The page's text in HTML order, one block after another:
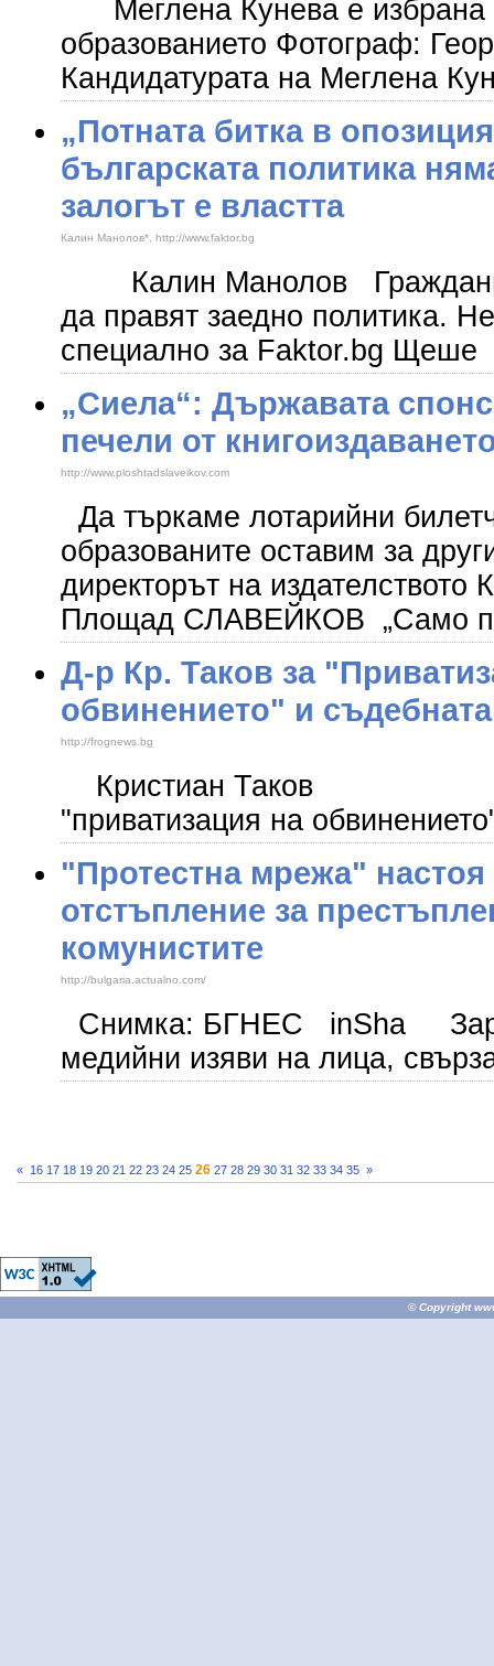
Меглена Кунева е избрана
образованието Фотограф:
Кандидатурата на Меглена
„Потната битка в
българската политика
залогът е властта
Калин Манолов*, http://www.faktor.bg
Калин Манолов Граждани
да правят заедно политика.
специално за Faktor.bg Щеше
„Сиела“: Държавата
печели от
http://www.ploshtadslaveikov.com
Да търкаме лотарийни
образованите оставим за
директорът на издателството
Площад СЛАВЕЙКОВ „Само
Д-р Кр. Таков за
обвинението" и
http://frognews.bg
Кристиан Таков
"приватизация на
"Протестна мрежа"
отстъпление за
комунистите
http://bulgaria.actualno.com/
Снимка: БГНЕС inSha
медийни изяви на лица,
« 16 17 18 19 20 21 22 23 24 25 26 27 28 29 30 31 32 33 34 35 »
© Copyright